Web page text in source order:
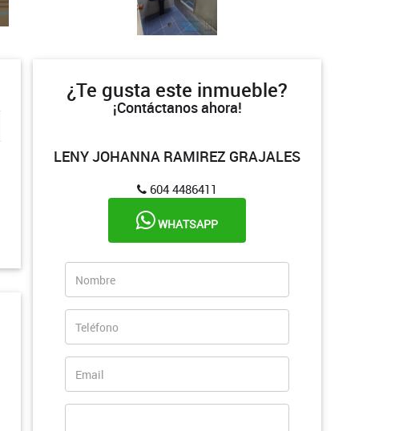
¿Te gusta este inmueble?
¡Contáctanos ahora!
LENY JOHANNA RAMIREZ GRAJALES
604 4486411
WHATSAPP